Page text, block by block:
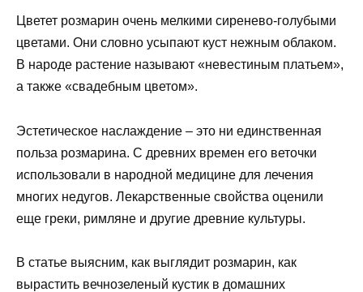
Цветет розмарин очень мелкими сиренево-голубыми
цветами. Они словно усыпают куст нежным облаком.
В народе растение называют «невестиным платьем»,
а также «свадебным цветом».
Эстетическое наслаждение – это ни единственная
польза розмарина. С древних времен его веточки
использовали в народной медицине для лечения
многих недугов. Лекарственные свойства оценили
еще греки, римляне и другие древние культуры.
В статье выясним, как выглядит розмарин, как
вырастить вечнозеленый кустик в домашних